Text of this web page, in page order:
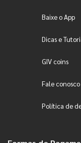
Baixe o App
Dicas e
GIV coins
Fale conosco
Política de